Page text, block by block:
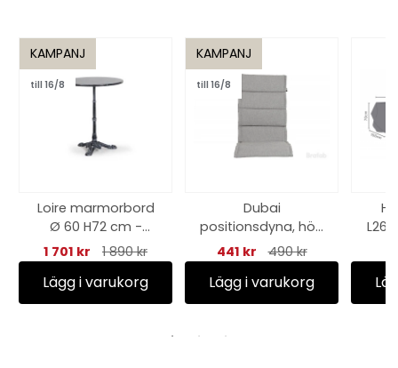
KAMPANJ
till 16/8
Loire marmorbord
Ø 60 H72 cm -
antracit
1 701 kr 1 890 kr
Lägg i varukorg
KAMPANJ
till 16/8
Dubai
positionsdyna, hög
- ljusgrå
441 kr 490 kr
Lägg i varukorg